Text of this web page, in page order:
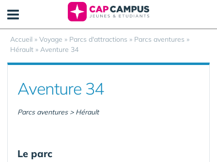
Accueil » Voyage » Parcs d'attractions » Parcs aventures »
Hérault » Aventure 34
Aventure 34
Parcs aventures > Hérault
Le parc
Panneau de gestion des cookies